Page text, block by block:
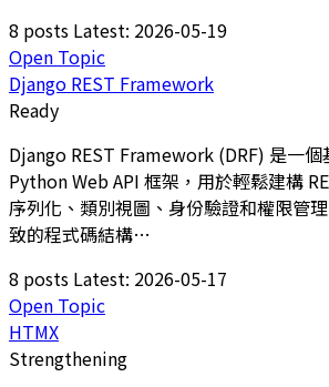
8 posts Latest: 2026-05-19
Open Topic
Django REST Framework
Ready
Django REST Framework (DRF) 是一
Python Web API 框架，用於輕鬆建構
序列化、類別視圖、身份驗證和權限管
致的程式碼結構…
8 posts Latest: 2026-05-17
Open Topic
HTMX
Strengthening